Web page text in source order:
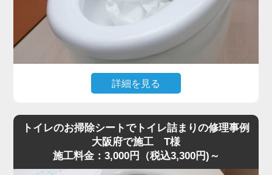
詳細を見る
下がらなくなり、トイレが全く使えなくなったというご相
現場に到着して状況を確認すると、便器の奥でペーパーが
大きな塊になっており、ラバーカップでは全く動かないほ
トイレのお掃除シートでトイレ詰まりの修理事例
大阪府で施工 T様
施工料金：3,000円（税込3,300円)～